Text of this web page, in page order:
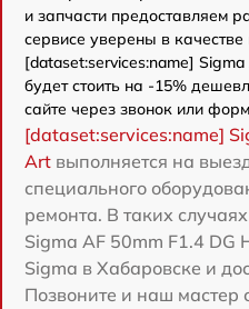
и запчасти предоставляем
сервисе уверены в качестве
[dataset:services:name]
будет стоить на -15%
сайте через звонок или
[dataset:services:name]
Art выполняется на
специального
ремонта. В таких
Sigma AF 50mm F1.4 DG
Sigma в Хабаровске и
Позвоните и наш мастер